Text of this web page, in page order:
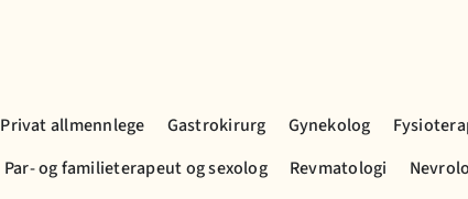
Privat allmennlege Gastrokirurg Gynekolog
Par- og familieterapeut og sexolog
Revmatologi